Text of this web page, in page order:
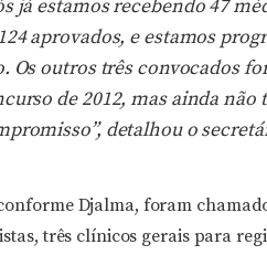
já estamos recebendo 47
aprovados, e estamos
Os outros três convocados
de 2012, mas ainda
detalhou o
Djalma, foram
três clínicos gerais para